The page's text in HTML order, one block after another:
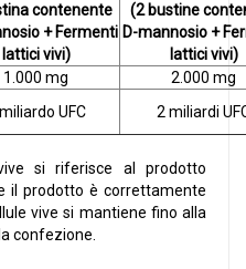
contenente
+ Fermenti
lattici vivi)
(2 bustine
D-mannosio +
lattici vivi)
1.000 mg
2.000 mg
UFC 2 miliardi
si riferisce al prodotto
il prodotto è correttamente
vive si mantiene fino alla
confezione.